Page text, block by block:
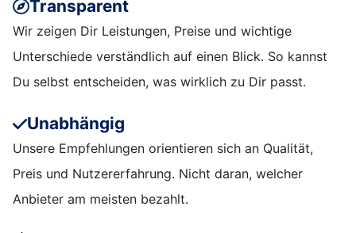
Transparent
Wir zeigen Dir Leistungen, Preise und wichtige
Unterschiede verständlich auf einen Blick. So kannst
Du selbst entscheiden, was wirklich zu Dir passt.
Unabhängig
Unsere Empfehlungen orientieren sich an Qualität,
Preis und Nutzererfahrung. Nicht daran, welcher
Anbieter am meisten bezahlt.